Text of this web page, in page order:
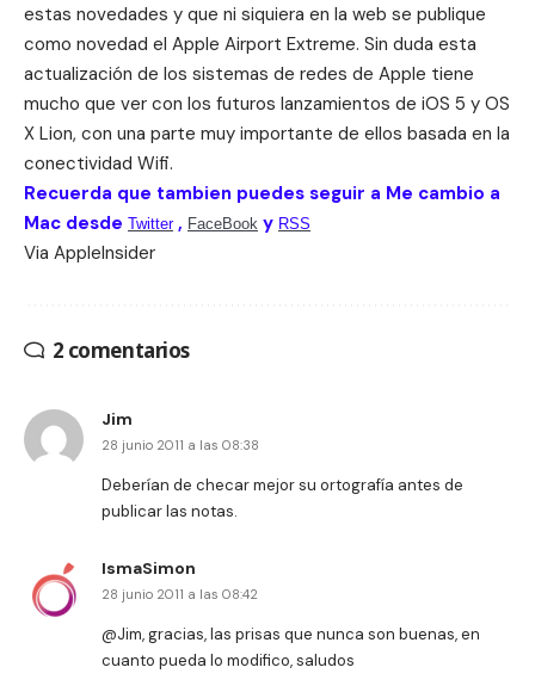
estas novedades y que ni siquiera en la web se publique
como novedad el Apple Airport Extreme. Sin duda esta
actualización de los sistemas de redes de Apple tiene
mucho que ver con los futuros lanzamientos de iOS 5 y OS
X Lion, con una parte muy importante de ellos basada en la
conectividad Wifi.
Recuerda que tambien puedes seguir a Me cambio a
Mac desde Twitter, FaceBook y RSS
Via AppleInsider
2 comentarios
Jim
28 junio 2011 a las 08:38
Deberían de checar mejor su ortografía antes de
publicar las notas.
IsmaSimon
28 junio 2011 a las 08:42
@Jim, gracias, las prisas que nunca son buenas, en
cuanto pueda lo modifico, saludos